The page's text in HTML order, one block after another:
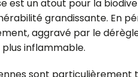
est un atout pour la
grandissante. En
aggravé par le
inflammable.
sont particulièrement